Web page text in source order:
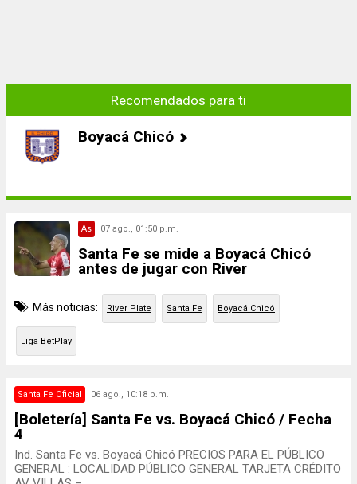
Recomendados para ti
Boyacá Chicó
As 07 ago., 01:50 p.m.
Santa Fe se mide a Boyacá Chicó
antes de jugar con River
Más noticias: River Plate Santa Fe Boyacá Chicó
Liga BetPlay
Santa Fe Oficial 06 ago., 10:18 p.m.
[Boletería] Santa Fe vs. Boyacá Chicó / Fecha
4
Ind. Santa Fe vs. Boyacá Chicó PRECIOS PARA EL PÚBLICO
GENERAL : LOCALIDAD PÚBLICO GENERAL TARJETA CRÉDITO